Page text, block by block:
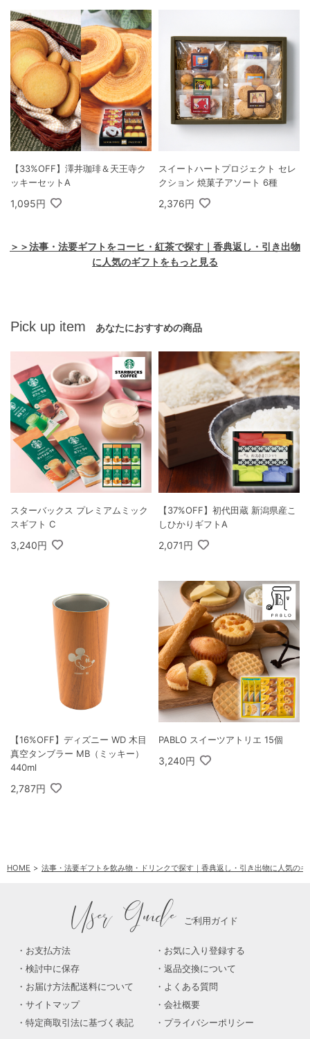
【33%OFF】澤井珈琲＆天王寺ク
ッキーセットA
1,095円
スイートハートプロジェクト セレ
クション 焼菓子アソート 6種
2,376円
＞＞法事・法要ギフトをコーヒ・紅茶で探す｜香典返し・引き出物
に人気のギフトをもっと見る
Pick up item あなたにおすすめの商品
スターバックス プレミアムミック
スギフト C
3,240円
【37%OFF】初代田蔵 新潟県産こ
しひかりギフトA
2,071円
【16%OFF】ディズニー WD 木目
真空タンブラー MB（ミッキー）
440ml
2,787円
PABLO スイーツアトリエ 15個
3,240円
HOME 法事・法要ギフトを飲み物・ドリンクで探す｜香典返し・引き出物に人気のギ
User Guide ご利用ガイド
お支払方法
お気に入り登録する
検討中に保存
返品交換について
お届け方法配送料について
よくある質問
サイトマップ
会社概要
特定商取引法に基づく表記
プライバシーポリシー